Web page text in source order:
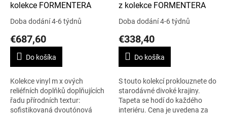
kolekce FORMENTERA
Doba dodání 4-6 týdnů
€687,60
Do košíka
Kolekce vinyl m x ových
reliéfních doplňků doplňujících
řadu přírodních textur:
sofistikovaná dvoutónová
z kolekce FORMENTERA
Doba dodání 4-6 týdnů
€338,40
Do košíka
S touto kolekcí proklouznete do
starodávné divoké krajiny.
Tapeta se hodí do každého
interiéru. Cena je uvedena za